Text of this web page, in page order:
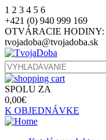
1 2 3 4 5 6
+421 (0) 940 999 169
OTVÁRACIE HODINY:
tvojadoba@tvojadoba.sk
SPOLU ZA
0,00€
K OBJEDNÁVKE